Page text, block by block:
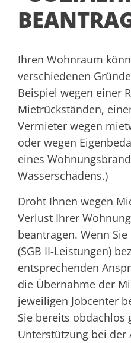
Ihren Wohnraum
verschiedenen
Beispiel wegen einer
Mietrückständen,
Vermieter wegen
oder wegen
eines
Wasserschadens.)
Droht Ihnen wegen
Verlust Ihrer
beantragen. Wenn
(SGB II-Leistungen)
entsprechenden
die Übernahme der
jeweiligen Jobcenter
Sie bereits obdachlos
Unterstützung bei